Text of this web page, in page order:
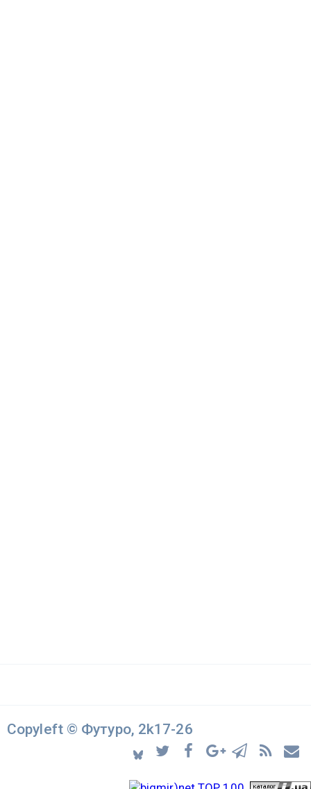
Copyleft © Футуро, 2k17-26